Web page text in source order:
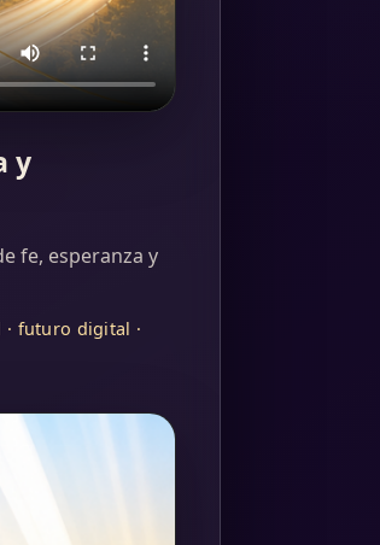
y
fe, esperanza y
futuro digital ·